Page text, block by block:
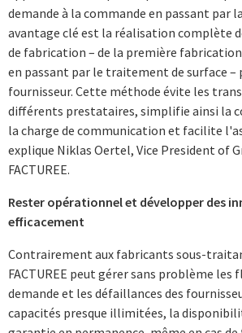
demande à la commande en passant par
avantage clé est la réalisation complète
de fabrication – de la première
en passant par le traitement de surface –
fournisseur. Cette méthode évite les
différents prestataires, simplifie ainsi la
la charge de communication et facilite
explique Niklas Oertel, Vice President of
FACTUREE.
Rester opérationnel et développer des
efficacement
Contrairement aux fabricants sous-
FACTUREE peut gérer sans problème les
demande et les défaillances des
capacités presque illimitées, la